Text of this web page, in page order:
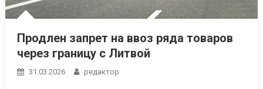
Продлен запрет на ввоз ряда товаров
через границу с Литвой
31.03.2026 редактор